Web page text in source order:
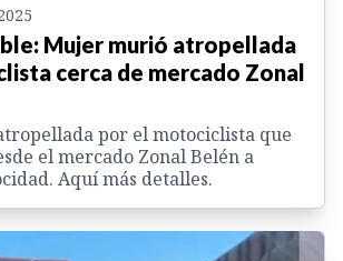
Mujer murió atropellada
cerca de mercado Zonal
por el motociclista que
el mercado Zonal Belén a
Aquí más detalles.